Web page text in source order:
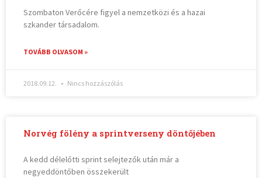
Szombaton Verőcére figyel a nemzetközi és a hazai
szkander társadalom.
TOVÁBB OLVASOM »
2018.09.12. Nincs hozzászólás
Norvég fölény a sprintverseny döntőjében
A kedd délelőtti sprint selejtezők után már a
negyeddöntőben összekerült